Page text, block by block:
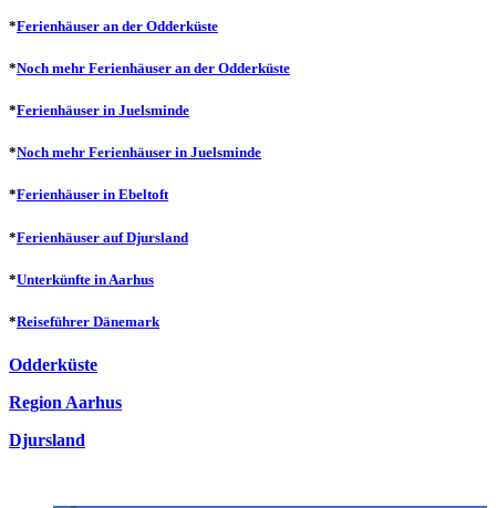
*Ferienhäuser an der Odderküste
*Noch mehr Ferienhäuser an der Odderküste
*Ferienhäuser in Juelsminde
*Noch mehr Ferienhäuser in Juelsminde
*Ferienhäuser in Ebeltoft
*Ferienhäuser auf Djursland
*Unterkünfte in Aarhus
*Reiseführer Dänemark
Odderküste
Region Aarhus
Djursland